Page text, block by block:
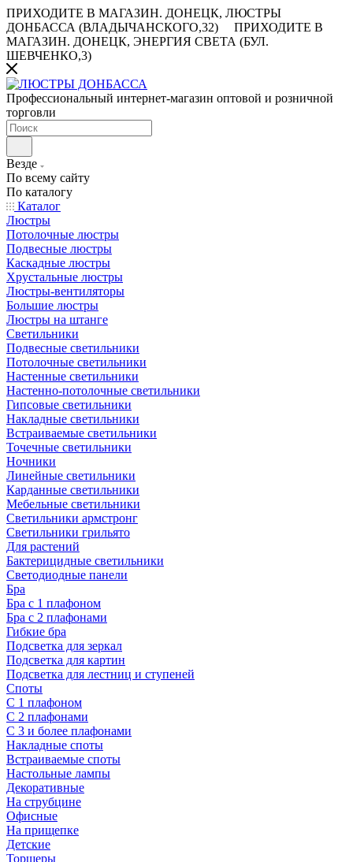
ПРИХОДИТЕ В МАГАЗИН. ДОНЕЦК, ЛЮСТРЫ
ДОНБАССА (ВЛАДЫЧАНСКОГО,32)
ПРИХОДИТЕ В
МАГАЗИН. ДОНЕЦК, ЭНЕРГИЯ СВЕТА (БУЛ.
ШЕВЧЕНКО,3)
Профессиональный интернет-магазин оптовой и розничной
торговли
Везде
По всему сайту
По каталогу
Каталог
Люстры
Потолочные люстры
Подвесные люстры
Каскадные люстры
Хрустальные люстры
Люстры-вентиляторы
Большие люстры
Люстры на штанге
Светильники
Подвесные светильники
Потолочные светильники
Настенные светильники
Настенно-потолочные светильники
Гипсовые светильники
Накладные светильники
Встраиваемые светильники
Точечные светильники
Ночники
Линейные светильники
Карданные светильники
Мебельные светильники
Светильники армстронг
Светильники грильято
Для растений
Бактерицидные светильники
Светодиодные панели
Бра
Бра с 1 плафоном
Бра с 2 плафонами
Гибкие бра
Подсветка для зеркал
Подсветка для картин
Подсветка для лестниц и ступеней
Споты
С 1 плафоном
С 2 плафонами
С 3 и более плафонами
Накладные споты
Встраиваемые споты
Настольные лампы
Декоративные
На струбцине
Офисные
На прищепке
Детские
Торшеры